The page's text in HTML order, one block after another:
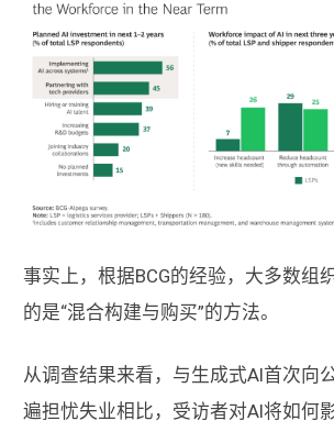
事实上，根据BCG的经验，大多数组
的是“混合构建与购买”的方法。
从调查结果来看，与生成式AI首次向
遍担忧失业相比，受访者对AI将如何